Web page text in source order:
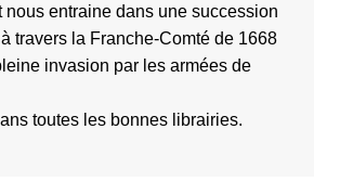
nous entraine dans une succession
travers la Franche-Comté de 1668
invasion par les armées de
toutes les bonnes librairies.